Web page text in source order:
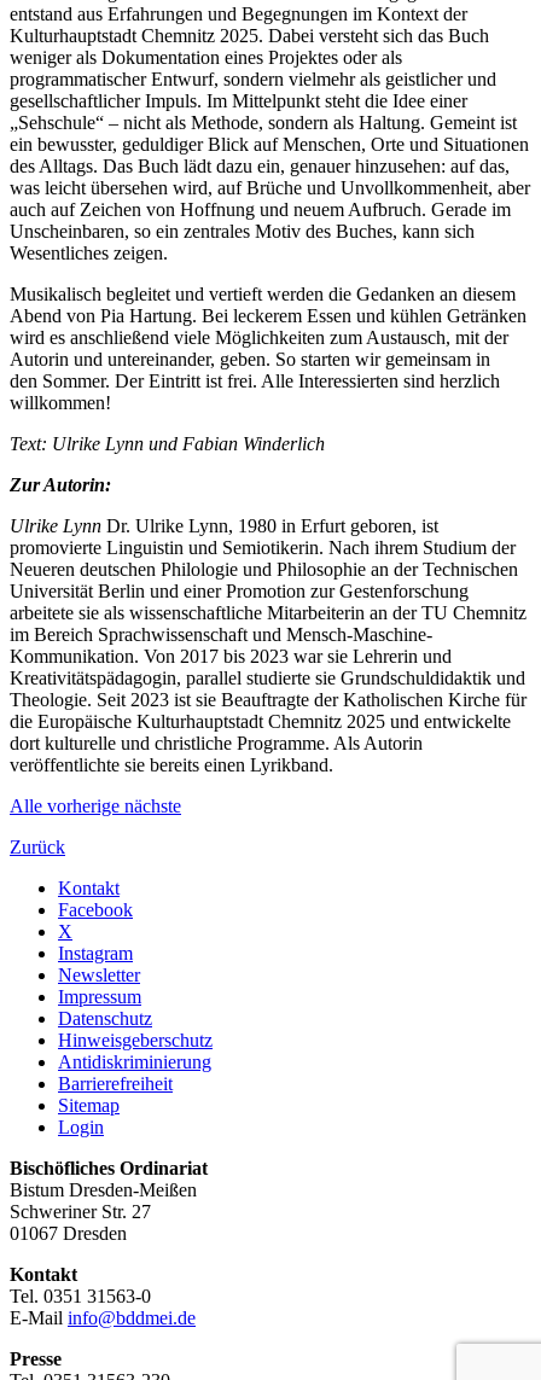
entstand aus Erfahrungen und Begegnungen im Kontext der
Kulturhauptstadt Chemnitz 2025. Dabei versteht sich das Buch
weniger als Dokumentation eines Projektes oder als
programmatischer Entwurf, sondern vielmehr als geistlicher und
gesellschaftlicher Impuls. Im Mittelpunkt steht die Idee einer
„Sehschule“ – nicht als Methode, sondern als Haltung. Gemeint ist
ein bewusster, geduldiger Blick auf Menschen, Orte und Situationen
des Alltags. Das Buch lädt dazu ein, genauer hinzusehen: auf das,
was leicht übersehen wird, auf Brüche und Unvollkommenheit, aber
auch auf Zeichen von Hoffnung und neuem Aufbruch. Gerade im
Unscheinbaren, so ein zentrales Motiv des Buches, kann sich
Wesentliches zeigen.
Musikalisch begleitet und vertieft werden die Gedanken an diesem
Abend von Pia Hartung. Bei leckerem Essen und kühlen Getränken
wird es anschließend viele Möglichkeiten zum Austausch, mit der
Autorin und untereinander, geben. So starten wir gemeinsam in
den Sommer. Der Eintritt ist frei. Alle Interessierten sind herzlich
willkommen!
Text: Ulrike Lynn und Fabian Winderlich
Zur Autorin:
Ulrike Lynn Dr. Ulrike Lynn, 1980 in Erfurt geboren, ist
promovierte Linguistin und Semiotikerin. Nach ihrem Studium der
Neueren deutschen Philologie und Philosophie an der Technischen
Universität Berlin und einer Promotion zur Gestenforschung
arbeitete sie als wissenschaftliche Mitarbeiterin an der TU Chemnitz
im Bereich Sprachwissenschaft und Mensch-Maschine-
Kommunikation. Von 2017 bis 2023 war sie Lehrerin und
Kreativitätspädagogin, parallel studierte sie Grundschuldidaktik und
Theologie. Seit 2023 ist sie Beauftragte der Katholischen Kirche für
die Europäische Kulturhauptstadt Chemnitz 2025 und entwickelte
dort kulturelle und christliche Programme. Als Autorin
veröffentlichte sie bereits einen Lyrikband.
Alle vorherige nächste
Zurück
Kontakt
Facebook
X
Instagram
Newsletter
Impressum
Datenschutz
Hinweisgeberschutz
Antidiskriminierung
Barrierefreiheit
Sitemap
Login
Bischöfliches Ordinariat
Bistum Dresden-Meißen
Schweriner Str. 27
01067 Dresden
Kontakt
Tel. 0351 31563-0
E-Mail info@bddmei.de
Presse